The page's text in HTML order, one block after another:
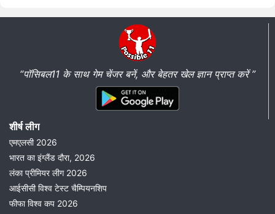
“पॉसिबल11 के साथ गेम चेंजर बनें, और बेहतर खेल ज्ञान प्राप्त करें ”
शीर्ष लीग
एमएलसी 2026
भारत का इंग्लैंड दौरा, 2026
लंका प्रीमियर लीग 2026
आईसीसी विश्व टेस्ट चैम्पियनशिप
फीफा विश्व कप 2026